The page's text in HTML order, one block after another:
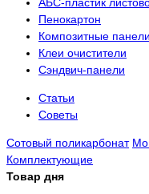
Пенокартон
Композитные
Клеи очистители
Сэндвич-панели
Статьи
Советы
Сотовый поликарбонат
Комплектующие
Товар дня